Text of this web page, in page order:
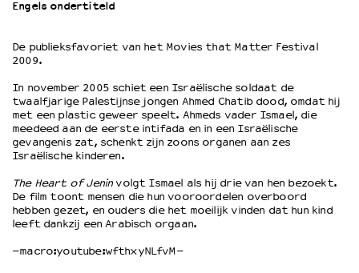
Kaartverkoop
Schoolvoorstellingen
Filmprogramma’s Primair Onderwijs
Filmprogramma’s VO/MBO
Speciale educatieprogramma’s
OVER LANTARENVENSTER
Wat we doen
Werken bij
Engels ondertiteld
De publieksfavoriet van het Movies that Matter Festival
2009.
In november 2005 schiet een Israëlische soldaat de
twaalfjarige Palestijnse jongen Ahmed Chatib dood, omdat hij
met een plastic geweer speelt. Ahmeds vader Ismael, die
meedeed aan de eerste intifada en in een Israëlische
gevangenis zat, schenkt zijn zoons organen aan zes
Israëlische kinderen.
The Heart of Jeninvolgt Ismael als hij drie van hen bezoekt.
De film toont mensen die hun vooroordelen overboord
hebben gezet, en ouders die het moeilijk vinden dat hun kind
leeft dankzij een Arabisch orgaan.
–macro:youtube:wfthxyNLfvM–